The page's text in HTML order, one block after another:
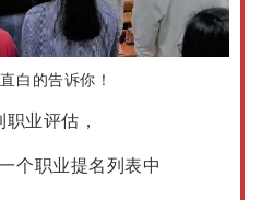
白的告诉你！
职业评估，
个职业提名列表中